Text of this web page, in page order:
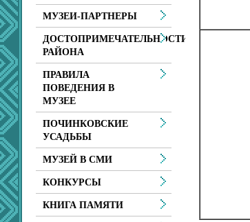
МУЗЕИ-ПАРТНЕРЫ
ДОСТОПРИМЕЧАТЕЛЬНОСТИ
РАЙОНА
ПРАВИЛА
ПОВЕДЕНИЯ В
МУЗЕЕ
ПОЧИНКОВСКИЕ
УСАДЬБЫ
МУЗЕЙ В СМИ
КОНКУРСЫ
КНИГА ПАМЯТИ